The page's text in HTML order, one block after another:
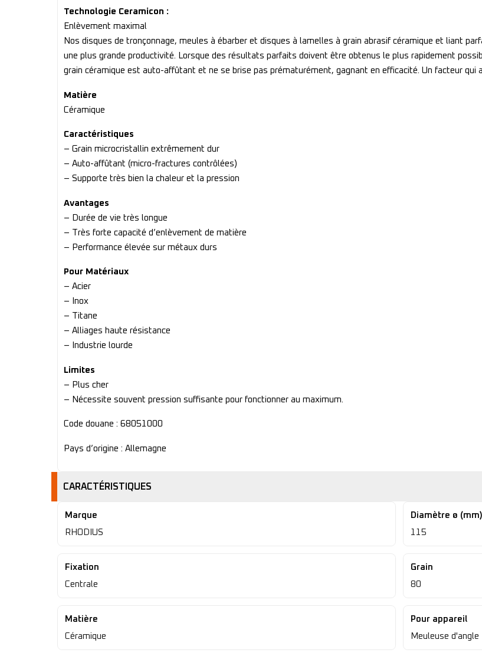
Technologie Ceramicon :
Enlèvement maximal
Nos disques de tronçonnage, meules à ébarber et disques à lamelles à grain abrasif céramique et liant
une plus grande productivité. Lorsque des résultats parfaits doivent être obtenus le plus rapidement
grain céramique est auto-affûtant et ne se brise pas prématurément, gagnant en efficacité. Un facteur qui
Matière
Céramique
Caractéristiques
– Grain microcristallin extrêmement dur
– Auto-affûtant (micro-fractures contrôlées)
– Supporte très bien la chaleur et la pression
Avantages
– Durée de vie très longue
– Très forte capacité d’enlèvement de matière
– Performance élevée sur métaux durs
Pour Matériaux
– Acier
– Inox
– Titane
– Alliages haute résistance
– Industrie lourde
Limites
– Plus cher
– Nécessite souvent pression suffisante pour fonctionner au maximum.
Code douane : 68051000
Pays d’origine : Allemagne
CARACTÉRISTIQUES
Marque
RHODIUS
Diamètre ø (mm)
115
Fixation
Centrale
Grain
80
Matière
Céramique
Pour appareil
Meuleuse d'angle